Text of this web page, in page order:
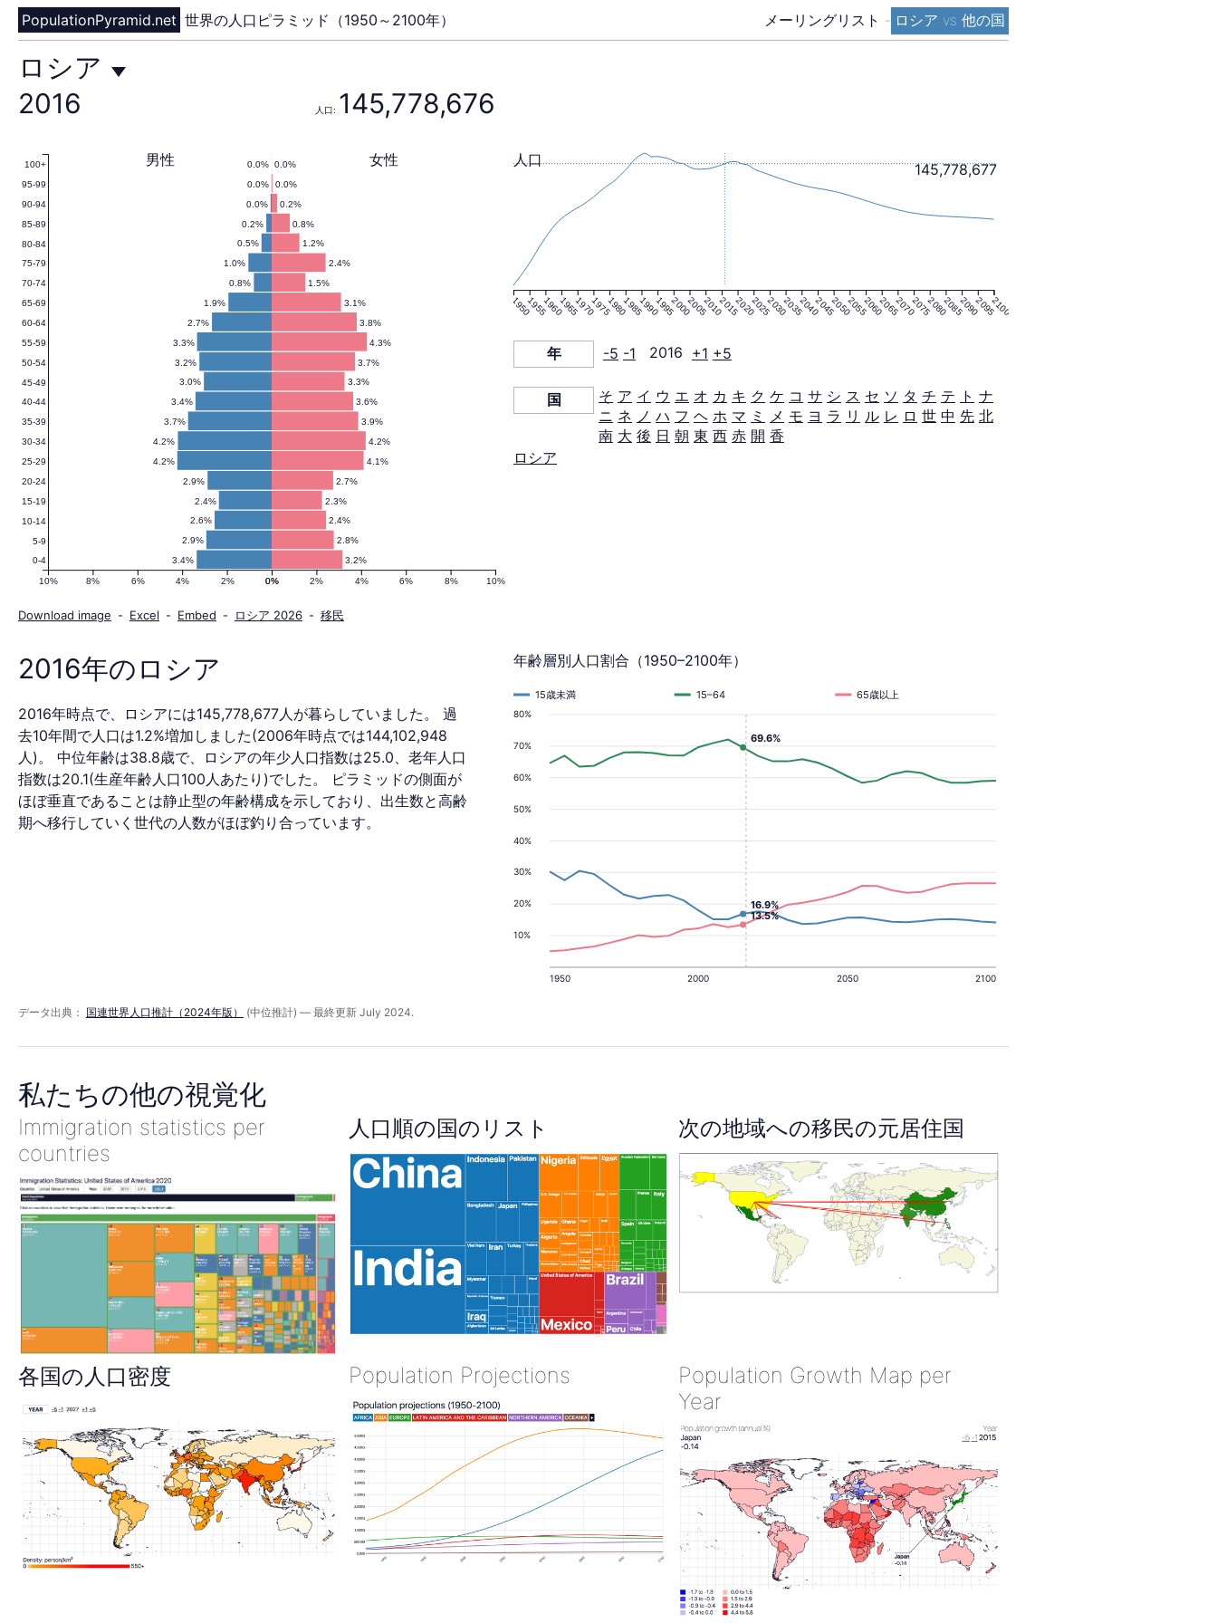
メーリングリスト - ロシア vs 他の国
PopulationPyramid.net 世界の人口ピラミッド（1950～2100年）
ロ
シ
ア
の
人
口
ピ
ラ
ミ
ッ
ド
ロシア
2016
人口: 145,778,676
3.2%
3.4%
2.8%
2.9%
2.4%
2.6%
2.3%
2.4%
2.7%
2.9%
4.1%
4.2%
4.2%
4.2%
3.9%
3.7%
3.6%
3.4%
3.3%
3.0%
3.7%
3.2%
4.3%
3.3%
3.8%
2.7%
3.1%
1.9%
1.5%
0.8%
2.4%
1.0%
1.2%
0.5%
0.8%
0.2%
0.2%
0.0%
0.0%
0.0%
0.0%
0.0% 女性
男性
0% 2% 4% 6% 8% 10%
10% 8% 6% 4% 2% 0%
0-4
5-9
10-14
15-19
20-24
25-29
30-34
35-39
40-44
45-49
50-54
55-59
60-64
65-69
70-74
75-79
80-84
85-89
90-94
95-99
100+
Download image - Excel - Embed - ロシア 2026 - 移民
1950195519601965197019751980198519901995200020052010201520202025203020352040204520502055206020652070207520802085209020952100
145,778,677
人口
年 -5 -1 2016 +1 +5
国 そ ア イ ウ エ オ カ キ ク ケ コ サ シ ス セ ソ タ チ テ ト ナ
ニ ネ ノ ハ フ ヘ ホ マ ミ メ モ ヨ ラ リ ル レ ロ 世 中 先 北
南 大 後 日 朝 東 西 赤 開 香
ロシア
2016年のロシア
2016年時点で、ロシアには145,778,677人が暮らしていました。 過
去10年間で人口は1.2%増加しました(2006年時点では144,102,948
人)。 中位年齢は38.8歳で、ロシアの年少人口指数は25.0、老年人口
指数は20.1(生産年齢人口100人あたり)でした。 ピラミッドの側面が
ほぼ垂直であることは静止型の年齢構成を示しており、出生数と高齢
期へ移行していく世代の人数がほぼ釣り合っています。
年齢層別人口割合（1950–2100年）
10%
20%
30%
40%
50%
60%
70%
80%
1950 2000 2050 2100
15歳未満 15–64 65歳以上
16.9%
13.5%
69.6%
データ出典： 国連世界人口推計（2024年版） (中位推計) — 最終更新 July 2024.
私たちの他の視覚化
Immigration statistics per
countries
人口順の国のリスト 次の地域への移民の元居住国
各国の人口密度 Population Projections
Population Growth Map per
Year